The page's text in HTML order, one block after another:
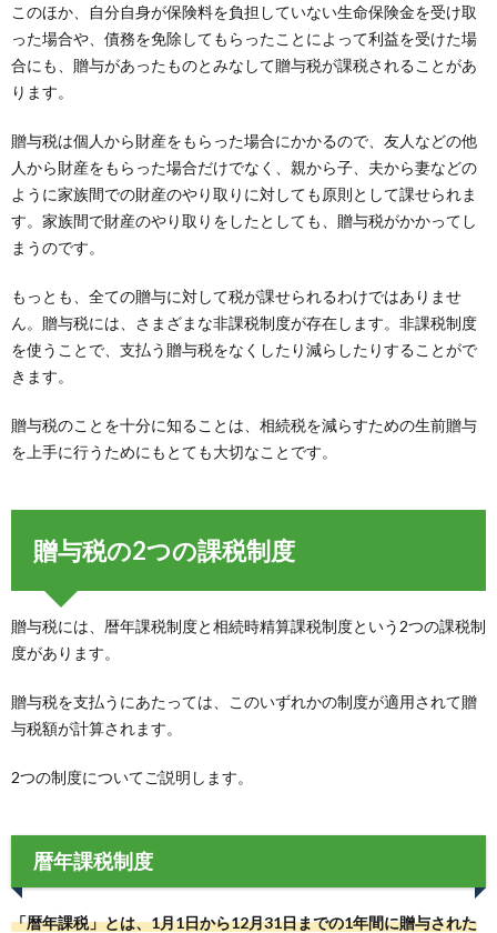
このほか、自分自身が保険料を負担していない生命保険金を受け取
った場合や、債務を免除してもらったことによって利益を受けた場
合にも、贈与があったものとみなして贈与税が課税されることがあ
ります。
贈与税は個人から財産をもらった場合にかかるので、友人などの他
人から財産をもらった場合だけでなく、親から子、夫から妻などの
ように家族間での財産のやり取りに対しても原則として課せられま
す。家族間で財産のやり取りをしたとしても、贈与税がかかってし
まうのです。
もっとも、全ての贈与に対して税が課せられるわけではありませ
ん。贈与税には、さまざまな非課税制度が存在します。非課税制度
を使うことで、支払う贈与税をなくしたり減らしたりすることがで
きます。
贈与税のことを十分に知ることは、相続税を減らすための生前贈与
を上手に行うためにもとても大切なことです。
贈与税の2つの課税制度
贈与税には、暦年課税制度と相続時精算課税制度という2つの課税制
度があります。
贈与税を支払うにあたっては、このいずれかの制度が適用されて贈
与税額が計算されます。
2つの制度についてご説明します。
暦年課税制度
「暦年課税」とは、1月1日から12月31日までの1年間に贈与された